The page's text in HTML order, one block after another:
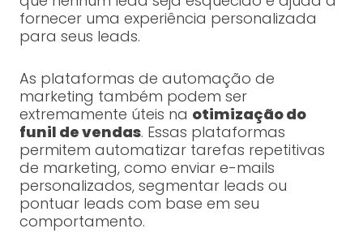
fornecer uma experiência personalizada
para seus leads.
As plataformas de automação de
marketing também podem ser
extremamente úteis na otimização do
funil de vendas. Essas plataformas
permitem automatizar tarefas repetitivas
de marketing, como enviar e-mails
personalizados, segmentar leads ou
pontuar leads com base em seu
comportamento.